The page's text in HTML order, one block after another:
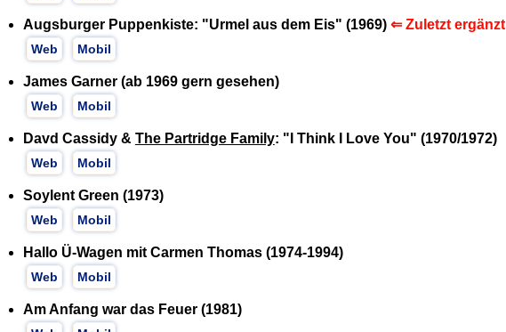
Augsburger Puppenkiste: "Urmel aus dem Eis" (1969) ⇐ Zuletzt ergänzt
Web Mobil
James Garner (ab 1969 gern gesehen)
Web Mobil
Davd Cassidy & The Partridge Family: "I Think I Love You" (1970/1972)
Web Mobil
Soylent Green (1973)
Web Mobil
Hallo Ü-Wagen mit Carmen Thomas (1974-1994)
Web Mobil
Am Anfang war das Feuer (1981)